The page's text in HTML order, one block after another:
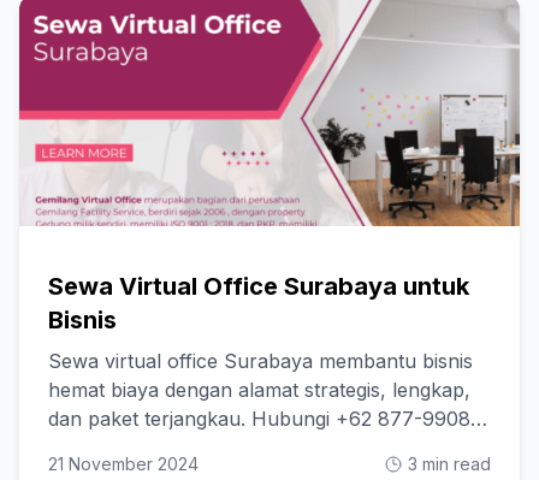
Sewa Virtual Office Surabaya untuk
Bisnis
Sewa virtual office Surabaya membantu bisnis
hemat biaya dengan alamat strategis, lengkap,
dan paket terjangkau. Hubungi +62 877-9908-
21 November 2024 3 min read